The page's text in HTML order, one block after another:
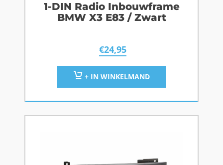
1-DIN Radio Inbouwframe
BMW X3 E83 / Zwart
€24,95
+ IN WINKELMAND